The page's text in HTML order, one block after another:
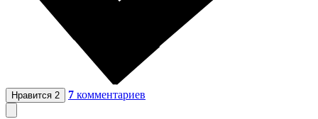
Нравится 2 7 комментариев